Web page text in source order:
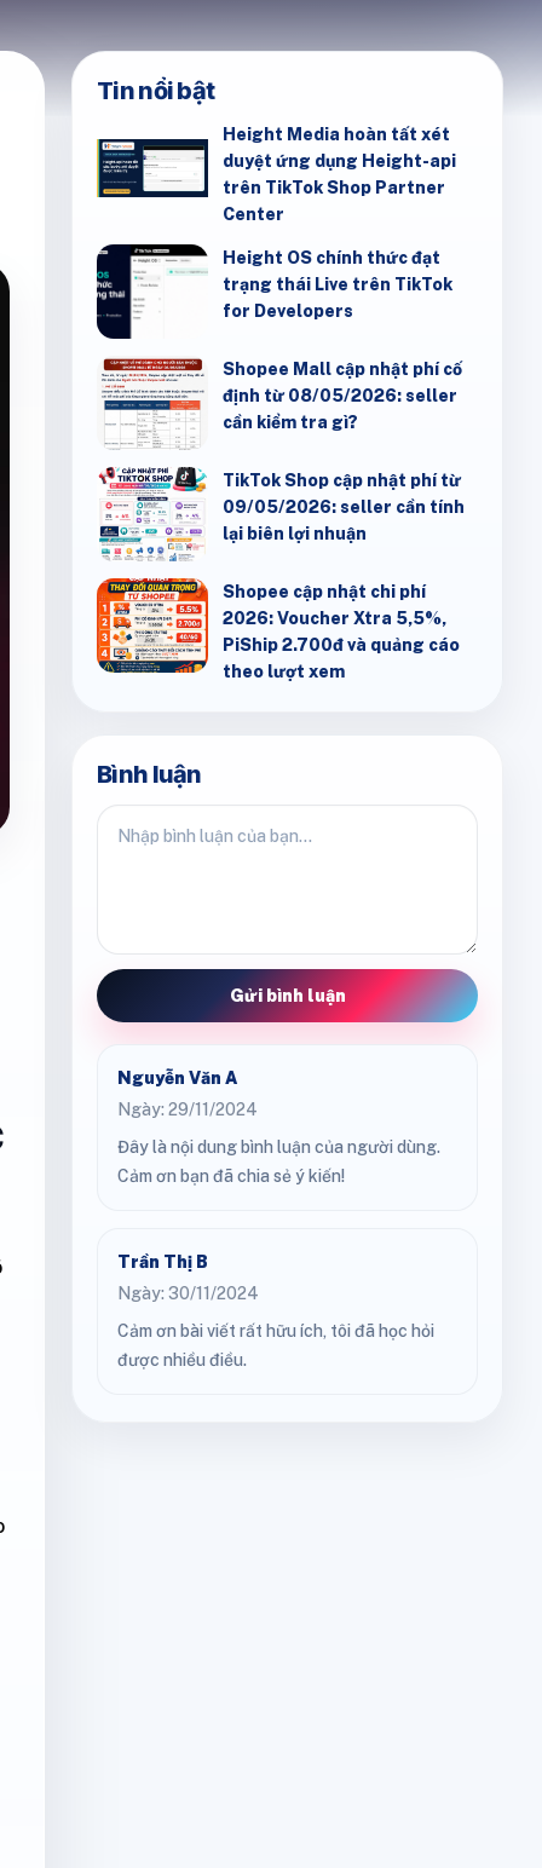
Tin nổi bật
Height Media hoàn tất xét
duyệt ứng dụng Height-api
trên TikTok Shop Partner
Center
Height OS chính thức đạt
trạng thái Live trên TikTok
for Developers
Shopee Mall cập nhật phí cố
định từ 08/05/2026: seller
cần kiểm tra gì?
TikTok Shop cập nhật phí từ
09/05/2026: seller cần tính
lại biên lợi nhuận
Shopee cập nhật chi phí
2026: Voucher Xtra 5,5%,
PiShip 2.700đ và quảng cáo
theo lượt xem
Bình luận
Gửi bình luận
Nguyễn Văn A
Ngày: 29/11/2024
Đây là nội dung bình luận của người dùng.
Cảm ơn bạn đã chia sẻ ý kiến!
Trần Thị B
Ngày: 30/11/2024
Cảm ơn bài viết rất hữu ích, tôi đã học hỏi
được nhiều điều.